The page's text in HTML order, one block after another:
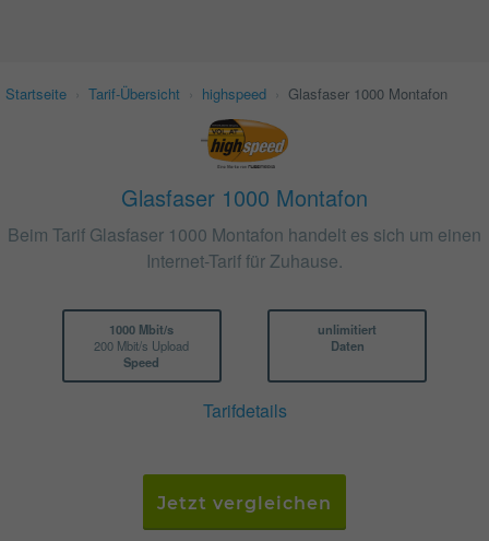
Startseite Tarif-Übersicht highspeed Glasfaser 1000 Montafon
Glasfaser 1000 Montafon
Beim Tarif Glasfaser 1000 Montafon handelt es sich um einen
Internet-Tarif für Zuhause.
1000 Mbit/s
200 Mbit/s Upload
Speed
unlimitiert
Daten
Tarifdetails
Jetzt vergleichen